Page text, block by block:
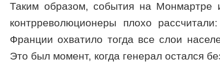
Таким образом, события на Монмартре
контрреволюционеры плохо
Франции охватило тогда все слои
Это был момент, когда генерал остался